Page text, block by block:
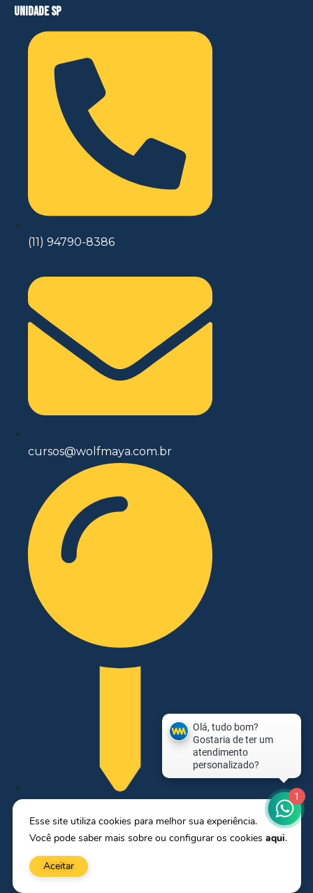
unidade sp
(11) 94790-8386
cursos@wolfmaya.com.br
Caneca, 569 (3º Piso)- Consolação
siga a escola wolf maya
Esse site utiliza cookies para melhor sua experiência.
Você pode saber mais sobre ou configurar os cookies aqui.
Aceitar
1